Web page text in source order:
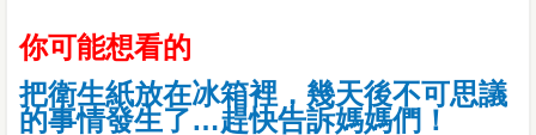
你可能想看的
把衛生紙放在冰箱裡，幾天後不可思議
的事情發生了…趕快告訴媽媽們！